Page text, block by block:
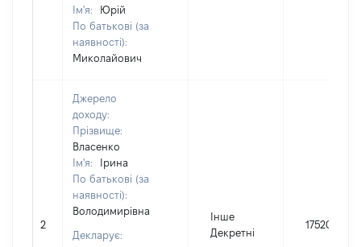
Ім'я:
Юрій
По батькові (за
наявності):
Миколайович
2
Джерело
доходу:
Прізвище:
Власенко
Ім'я:
Ірина
По батькові (за
наявності):
Володимирівна
Декларує:
Інше
Декретні
17520